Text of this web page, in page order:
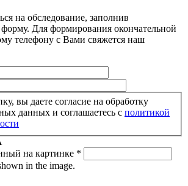
на обследование, заполнив
Для формирования окончательной
телефону с Вами свяжется наш
вы даете согласие на обработку
данных и соглашаетесь c политикой
на картинке *
in the image.